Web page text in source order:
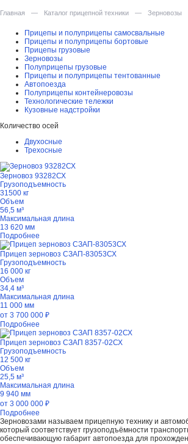
Главная — Каталог прицепной техники — Зерновозы
Прицепы и полуприцепы самосвальные
Прицепы и полуприцепы бортовые
Прицепы грузовые
Зерновозы
Полуприцепы грузовые
Прицепы и полуприцепы тентованные
Автопоезда
Полуприцепы контейнеровозы
Технологические тележки
Кузовные надстройки
Количество осей
Двухосные
Трехосные
Зерновоз 93282СХ
Грузоподъемность
31500 кг
Объем
56,5 м³
Максимальная длина
13 620 мм
Подробнее
Прицеп зерновоз СЗАП-83053СХ
Грузоподъемность
16 000 кг
Объем
34,4 м³
Максимальная длина
11 000 мм
от 3 700 000 ₽
Подробнее
Прицеп зерновоз СЗАП 8357-02СХ
Грузоподъемность
12 500 кг
Объем
25,5 м³
Максимальная длина
9 940 мм
от 3 000 000 ₽
Подробнее
Зерновозами называем прицепную технику и
который соответствует грузоподъёмности
обеспечивающую габарит автопоезда для